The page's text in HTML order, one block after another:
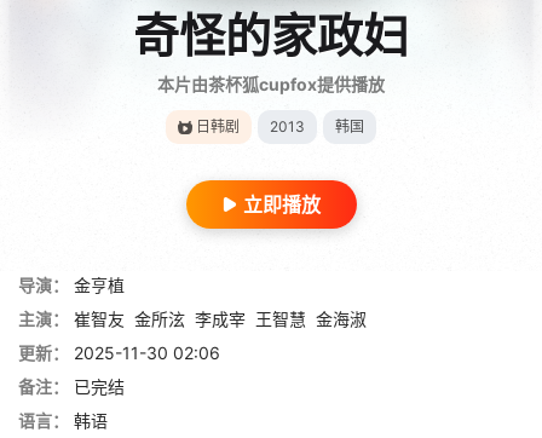
奇怪的家政妇
本片由茶杯狐cupfox提供播放
日韩剧 2013 韩国
立即播放
导演：
金亨植
主演：
崔智友 金所泫 李成宰 王智慧 金海淑
更新：
2025-11-30 02:06
备注：
已完结
语言：
韩语